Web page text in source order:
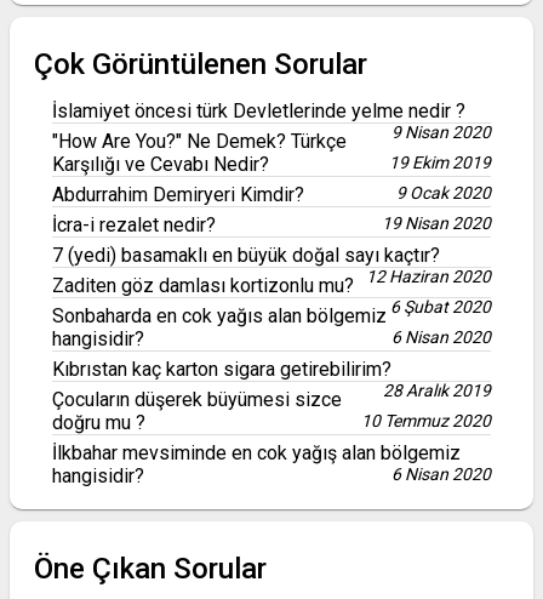
Çok Görüntülenen Sorular
İslamiyet öncesi türk Devletlerinde yelme nedir ?
9 Nisan 2020
"How Are You?" Ne Demek? Türkçe
Karşılığı ve Cevabı Nedir?
19 Ekim 2019
Abdurrahim Demiryeri Kimdir? 9 Ocak 2020
İcra-i rezalet nedir? 19 Nisan 2020
7 (yedi) basamaklı en büyük doğal sayı kaçtır?
12 Haziran 2020
Zaditen göz damlası kortizonlu mu?
6 Şubat 2020
Sonbaharda en cok yağıs alan bölgemiz
hangisidir?
6 Nisan 2020
Kıbrıstan kaç karton sigara getirebilirim?
28 Aralık 2019
Çocuların düşerek büyümesi sizce
doğru mu ?
10 Temmuz 2020
İlkbahar mevsiminde en cok yağış alan bölgemiz
hangisidir?
6 Nisan 2020
Öne Çıkan Sorular